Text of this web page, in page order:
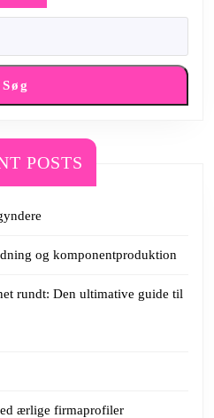
Søg
POSTS
og komponentproduktion
rundt: Den ultimative guide til
ærlige firmaprofiler